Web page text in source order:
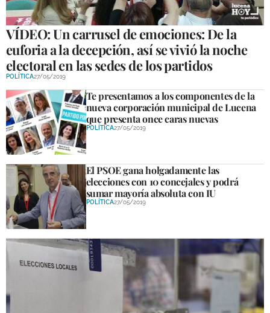
VÍDEO: Un carrusel de emociones: De la
euforia a la decepción, así se vivió la noche
electoral en las sedes de los partidos
POLÍTICA27/05/2019
Te presentamos a los componentes de la
nueva corporación municipal de Lucena
que presenta once caras nuevas
POLÍTICA27/05/2019
El PSOE gana holgadamente las
elecciones con 10 concejales y podrá
sumar mayoría absoluta con IU
POLÍTICA27/05/2019